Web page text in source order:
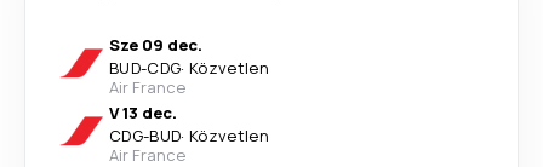
Sze 09 dec.
BUD-CDG· Közvetlen
Air France
V 13 dec.
CDG-BUD· Közvetlen
Air France